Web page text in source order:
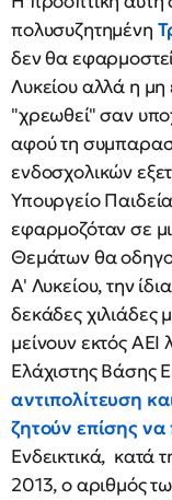
πολυσυζητημένη
δεν θα
Λυκείου αλλά η
"χρεωθεί" σαν
αφού τη
ενδοσχολικών
Υπουργείο
εφαρμοζόταν σε
Θεμάτων θα
Α' Λυκείου, την
δεκάδες χιλιάδες
μείνουν εκτός
Ελάχιστης Βάσης
αντιπολίτευση
ζητούν επίσης
Ενδεικτικά, κατά
2013, ο αριθμός